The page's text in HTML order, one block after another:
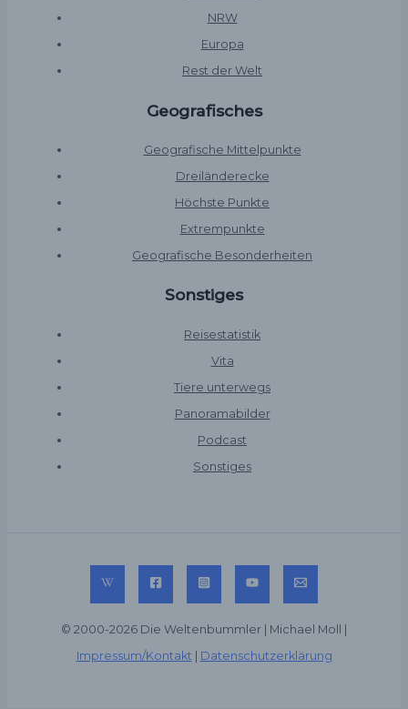
NRW
Europa
Rest der Welt
Geografisches
Geografische Mittelpunkte
Dreiländerecke
Höchste Punkte
Extrempunkte
Geografische Besonderheiten
Sonstiges
Reisestatistik
Vita
Tiere unterwegs
Panoramabilder
Podcast
Sonstiges
© 2000-2026 Die Weltenbummler | Michael Moll |
Impressum/Kontakt
Datenschutzerklärung